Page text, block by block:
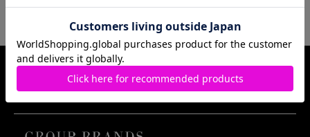
Samantha Thavasa Group Info.